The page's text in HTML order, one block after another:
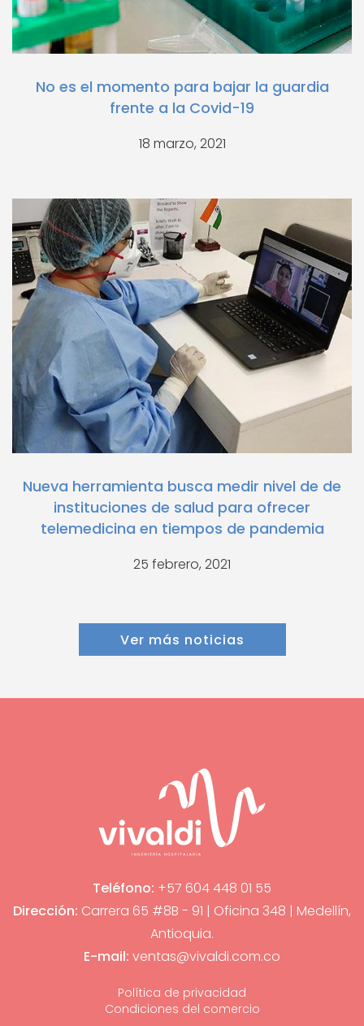
No es el momento para bajar la guardia
frente a la Covid-19
18 marzo, 2021
Nueva herramienta busca medir nivel de de
instituciones de salud para ofrecer
telemedicina en tiempos de pandemia
25 febrero, 2021
Ver más noticias
Teléfono: +57 604 448 01 55
Dirección: Carrera 65 #8B - 91 | Oficina 348 | Medellín,
Antioquia.
E-mail: ventas@vivaldi.com.co
Política de privacidad
Condiciones del comercio